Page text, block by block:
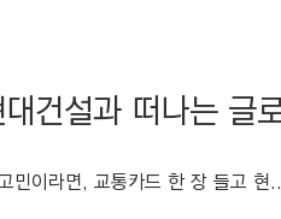
건설과 떠나는 글
민이라면, 교통카드 한 장 들고 현